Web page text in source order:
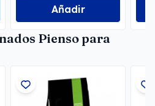
Añadir
Pienso para